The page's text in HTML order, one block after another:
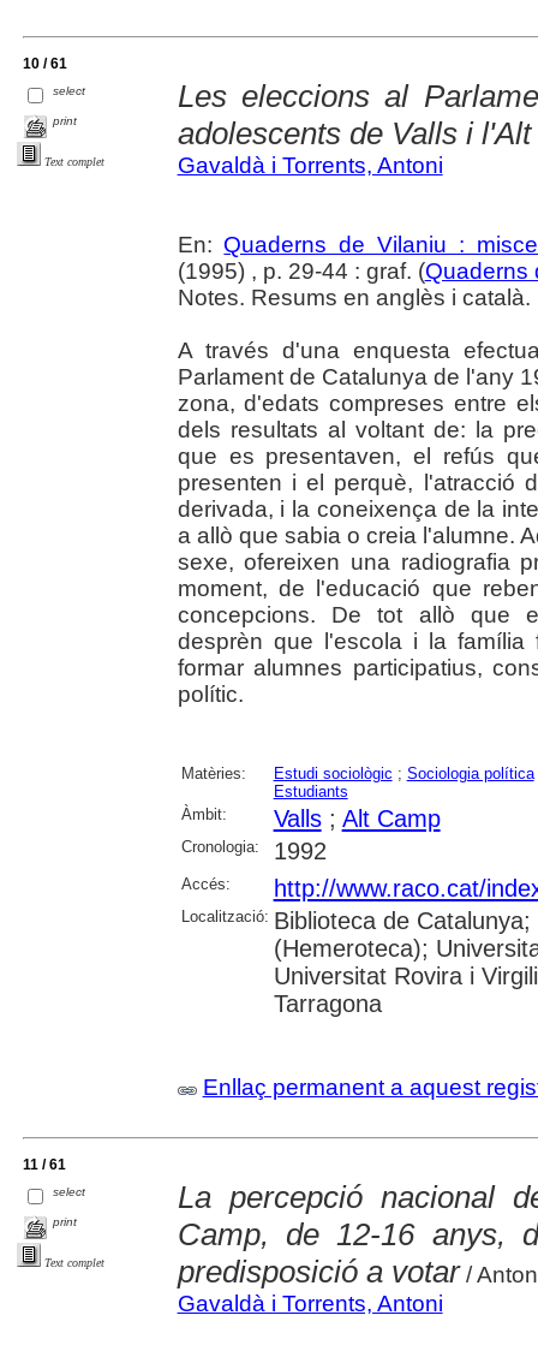
10 / 61
select
print
Text complet
Les eleccions al
adolescents de Valls i
Gavaldà i Torrents, Antoni
En: Quaderns de Vilaniu :
(1995) , p. 29-44 : graf. (Quaderns
Notes. Resums en anglès i català.
A través d'una enquesta
Parlament de Catalunya de l'any
zona, d'edats compreses entre
dels resultats al voltant de: la
que es presentaven, el refús
presenten i el perquè, l'atracció
derivada, i la coneixença de la
a allò que sabia o creia l'alumne.
sexe, ofereixen una radiografia
moment, de l'educació que
concepcions. De tot allò que
desprèn que l'escola i la família
formar alumnes participatius,
polític.
Matèries: Estudi sociològic ; Sociologia política
Estudiants
Àmbit:
Valls; Alt Camp
Cronologia: 1992
Accés: http://www.raco.cat/
Localització: Biblioteca de
(Hemeroteca);
Universitat Rovira i
Tarragona
Enllaç permanent a aquest
11 / 61
select
print
Text complet
La percepció nacional
Camp, de 12-16 anys,
predisposició a votar/
Gavaldà i Torrents, Antoni